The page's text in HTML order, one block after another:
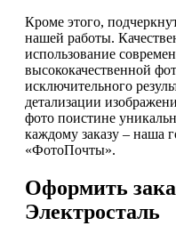
Кроме этого,
нашей работы.
использование
высококачественной
исключительного
детализации
фото поистине
каждому заказу – наша
«ФотоПочты».
Оформить
Электросталь